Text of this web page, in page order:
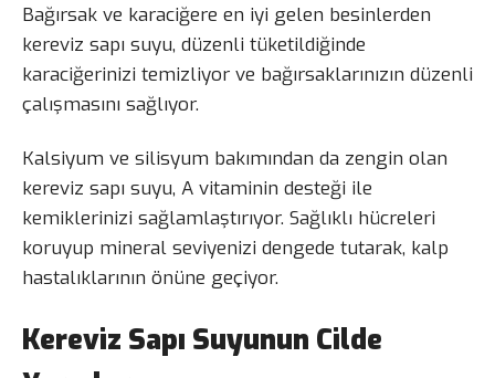
Bağırsak ve karaciğere en iyi gelen besinlerden
kereviz sapı suyu, düzenli tüketildiğinde
karaciğerinizi temizliyor ve bağırsaklarınızın düzenli
çalışmasını sağlıyor.
Kalsiyum ve silisyum bakımından da zengin olan
kereviz sapı suyu, A vitaminin desteği ile
kemiklerinizi sağlamlaştırıyor. Sağlıklı hücreleri
koruyup mineral seviyenizi dengede tutarak, kalp
hastalıklarının önüne geçiyor.
Kereviz Sapı Suyunun Cilde